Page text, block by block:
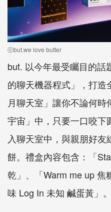
ⓒbut.we love butter
but. 以今年最受矚目的話
的聊天機器程式」，打
月聊天室」讓你不論何
宇宙」中，只要一口咬下
入聊天室中，與親朋好
餅。禮盒內容包含：「
乾」、「Warm me up 焦
味 Log In 未知 鹹蛋黃」。